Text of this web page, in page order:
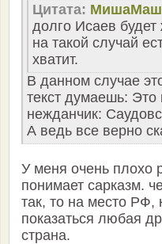
Цитата:
долго Исаев
на такой случай
хватит.
В данном случае
текст думаешь:
нежданчик:
А ведь все верно
У меня очень плохо
понимает сарказм.
так, то на место РФ,
показаться любая
страна.